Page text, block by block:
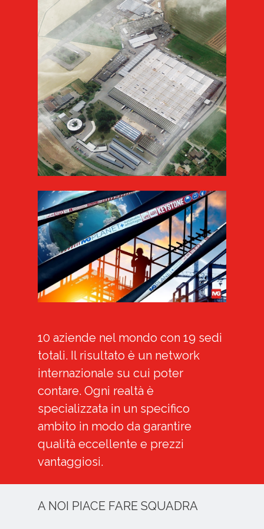
10 aziende nel mondo con 19 sedi
totali. Il risultato è un network
internazionale su cui poter
contare. Ogni realtà è
specializzata in un specifico
ambito in modo da garantire
qualità eccellente e prezzi
vantaggiosi.
A NOI PIACE FARE SQUADRA